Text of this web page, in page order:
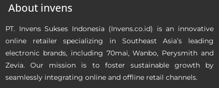
About invens
PT. Invens Sukses Indonesia (Invens.co.id) is an innovative
online retailer specializing in Southeast Asia’s leading
electronic brands, including 70mai, Wanbo, Perysmith and
Zevia. Our mission is to foster sustainable growth by
seamlessly integrating online and offline retail channels.